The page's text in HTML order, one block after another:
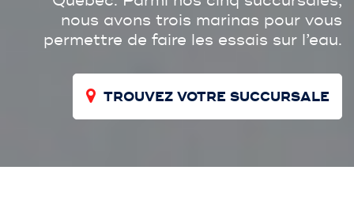
nous avons trois marinas pour vous
permettre de faire les essais sur l’eau.
TROUVEZ VOTRE SUCCURSALE